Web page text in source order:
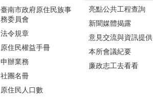
臺南市政府原住民族事
務委員會
法令規章
原住民權益手冊
申辦業務
社團名冊
原住民人口數
亮點公共工程查詢
新聞媒體揭露
意見交流與資訊提供
本所會議紀要
廉政志工去看看